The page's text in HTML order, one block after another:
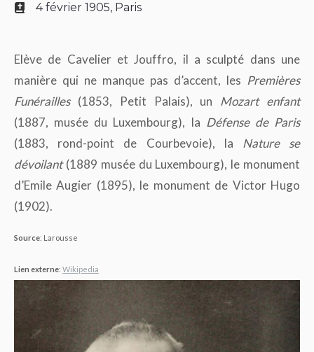
4 février 1905, Paris
Elève de Cavelier et Jouffro, il a sculpté dans une
manière qui ne manque pas d’accent, les Premières
Funérailles (1853, Petit Palais), un Mozart enfant
(1887, musée du Luxembourg), la Défense de Paris
(1883, rond-point de Courbevoie), la Nature se
dévoilant(1889 musée du Luxembourg), le monument
d’Emile Augier (1895), le monument de Victor Hugo
(1902).
Source: Larousse
Lien externe: Wikipedia